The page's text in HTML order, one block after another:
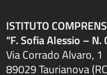
ISTITUTO
“F. Sofia Alessio –
Via Corrado Alvaro, 1
89029 Taurianova